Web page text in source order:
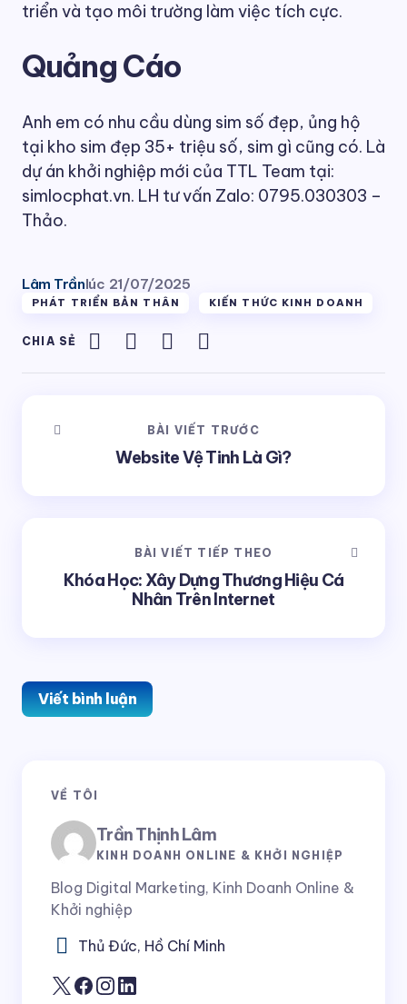
triển và tạo môi trường làm việc tích cực.
Quảng Cáo
Anh em có nhu cầu dùng sim số đẹp, ủng hộ
tại kho sim đẹp 35+ triệu số, sim gì cũng có. Là
dự án khởi nghiệp mới của TTL Team tại:
simlocphat.vn. LH tư vấn Zalo: 0795.030303 –
Thảo.
Lâm Trầnlúc 21/07/2025
PHÁT TRIỂN BẢN THÂN KIẾN THỨC KINH DOANH
CHIA SẺ
BÀI VIẾT TRƯỚC
Website Vệ Tinh Là Gì?
BÀI VIẾT TIẾP THEO
Khóa Học: Xây Dựng Thương Hiệu Cá
Nhân Trên Internet
Viết bình luận
Email của bạn sẽ không được hiển thị công khai.
Bình luận của bạn *
Tên *
VỀ TÔI
Trần Thịnh Lâm
KINH DOANH ONLINE & KHỞI NGHIỆP
Blog Digital Marketing, Kinh Doanh Online &
Khởi nghiệp
Thủ Đức, Hồ Chí Minh